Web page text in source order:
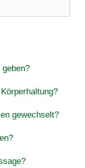
gewechselt?